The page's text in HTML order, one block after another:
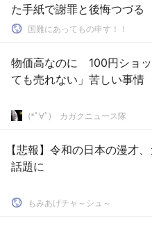
た手紙で謝罪と後悔つづ
国難にあってもの申す！！
物価高なのに 100円ショッ
ても売れない」苦しい事情
(*ﾟ∀ﾟ)ゞカガクニュース隊
【悲報】令和の日本の漫才
話題に
もみあげチャ～シュ～